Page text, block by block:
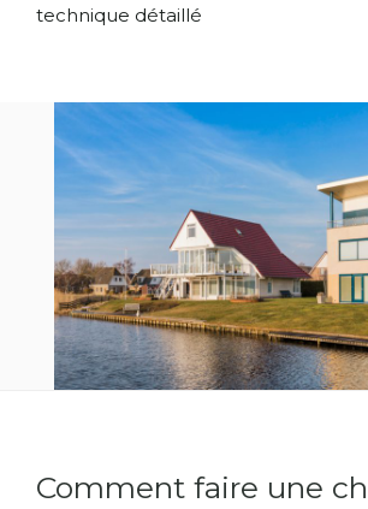
technique détaillé
Comment faire une